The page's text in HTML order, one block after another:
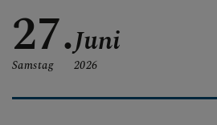
27.
Samstag
Juni
2026